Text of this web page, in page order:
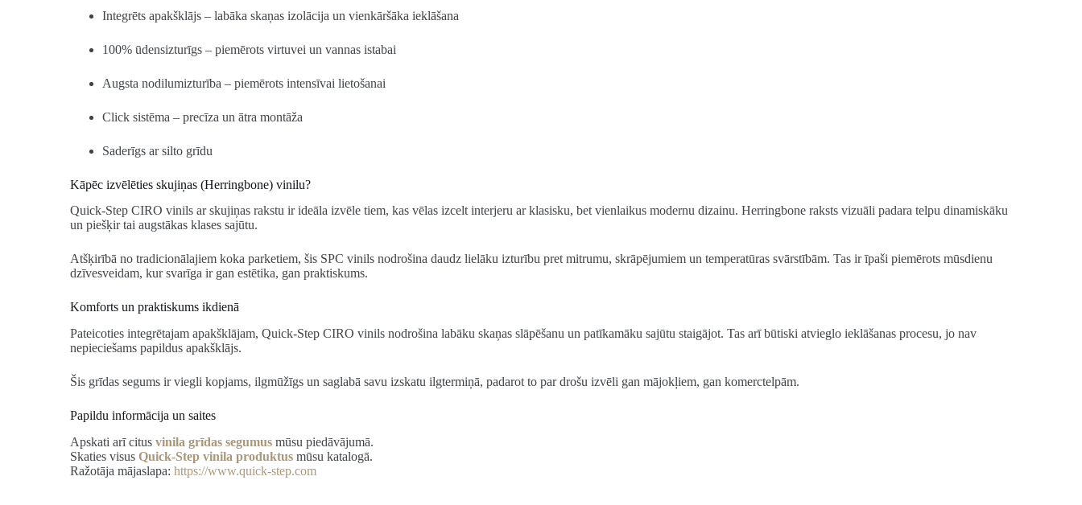
Integrēts apakšklājs – labāka skaņas izolācija un vienkāršāka ieklāšana
100% ūdensizturīgs – piemērots virtuvei un vannas istabai
Augsta nodilumizturība – piemērots intensīvai lietošanai
Click sistēma – precīza un ātra montāža
Saderīgs ar silto grīdu
Kāpēc izvēlēties skujiņas (Herringbone) vinilu?
Quick-Step CIRO vinils ar skujiņas rakstu ir ideāla izvēle tiem, kas vēlas izcelt interjeru ar klasisku, bet vienlaikus modernu dizainu. Herringbone raksts vizuāli padara telpu dinamiskāku
un piešķir tai augstākas klases sajūtu.
Atšķirībā no tradicionālajiem koka parketiem, šis SPC vinils nodrošina daudz lielāku izturību pret mitrumu, skrāpējumiem un temperatūras svārstībām. Tas ir īpaši piemērots mūsdienu
dzīvesveidam, kur svarīga ir gan estētika, gan praktiskums.
Komforts un praktiskums ikdienā
Pateicoties integrētajam apakšklājam, Quick-Step CIRO vinils nodrošina labāku skaņas slāpēšanu un patīkamāku sajūtu staigājot. Tas arī būtiski atvieglo ieklāšanas procesu, jo nav
nepieciešams papildus apakšklājs.
Šis grīdas segums ir viegli kopjams, ilgmūžīgs un saglabā savu izskatu ilgtermiņā, padarot to par drošu izvēli gan mājokļiem, gan komerctelpām.
Papildu informācija un saites
Apskati arī citusvinila grīdas segumus mūsu piedāvājumā.
Skaties visusQuick-Step vinila produktus mūsu katalogā.
Ražotāja mājaslapa:https://www.quick-step.com